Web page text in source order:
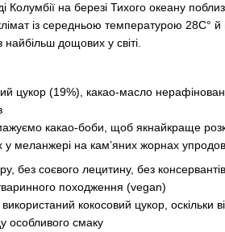
Колумбії на березі Тихого океану
із середньою температурою 28С° й
дощових у світі.
цукор (19%), какао-масло
какао-боби, щоб якнайкраще
у меланжері на кам’яних жорнах
без соєвого лецитину, без консервантів
походження (vegan)
кокосовий цукор, оскільки
особливого смаку